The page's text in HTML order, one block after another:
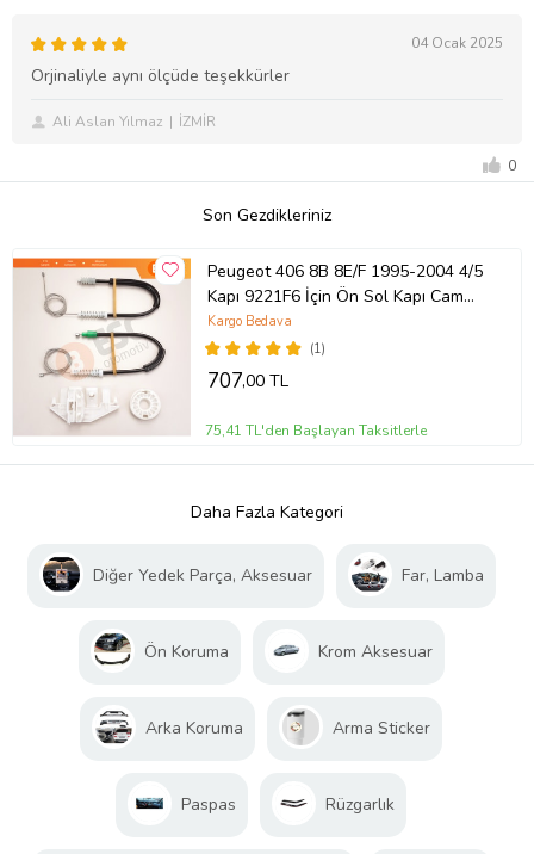
04 Ocak 2025
Orjinaliyle aynı ölçüde teşekkürler
Ali Aslan Yılmaz İZMİR
0
Son Gezdikleriniz
Peugeot 406 8B 8E/F 1995-2004 4/5
Kapı 9221F6 İçin Ön Sol Kapı Cam
Kriko Tamir Seti
(1)
Kargo Bedava
707,00 TL
75,41 TL'den Başlayan Taksitlerle
Daha Fazla Kategori
Diğer Yedek Parça, Aksesuar Far, Lamba
Ön Koruma Krom Aksesuar
Arka Koruma Arma Sticker
Paspas Rüzgarlık